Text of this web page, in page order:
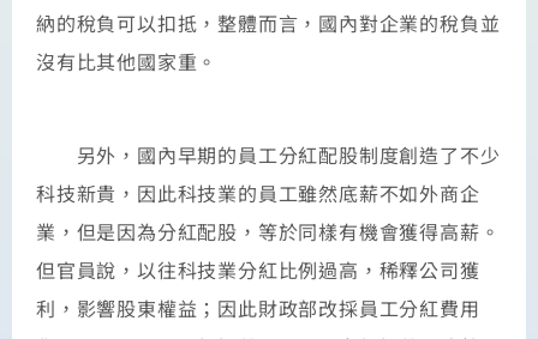
納的稅負可以扣抵，整體而言，國內對企業的稅負並
沒有比其他國家重。
另外，國內早期的員工分紅配股制度創造了不少
科技新貴，因此科技業的員工雖然底薪不如外商企
業，但是因為分紅配股，等於同樣有機會獲得高薪。
但官員說，以往科技業分紅比例過高，稀釋公司獲
利，影響股東權益；因此財政部改採員工分紅費用